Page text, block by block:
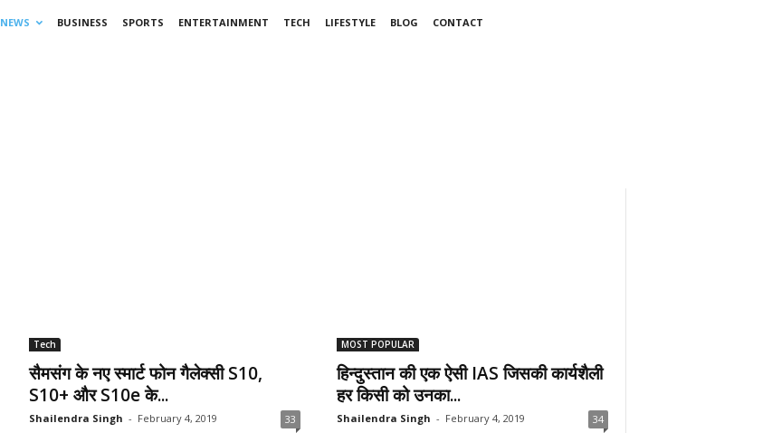
NEWS BUSINESS SPORTS ENTERTAINMENT TECH LIFESTYLE BLOG
CONTACT
Tech
सैमसंग के नए स्मार्ट फोन गैलेक्सी S10,
S10+ और S10e के...
Shailendra Singh - February 4, 2019 33
MOST POPULAR
हिन्दुस्तान की एक ऐसी IAS जिसकी कार्यशैली
हर किसी को उनका...
Shailendra Singh - February 4, 2019 34